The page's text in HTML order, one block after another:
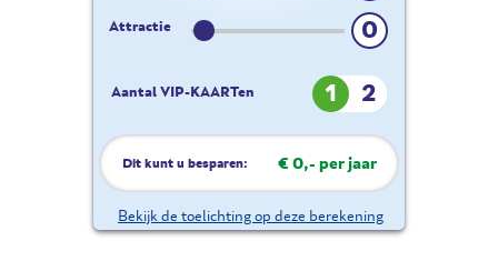
Attractie 0
Aantal VIP-KAARTen 1 2
Dit kunt u besparen: € 0,- per jaar
Bekijk de toelichting op deze berekening